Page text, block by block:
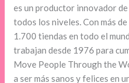
es un productor innovador
todos los niveles. Con más
1.700 tiendas en todo el
trabajan desde 1976 para
Move People Through the
a ser más sanos y felices en